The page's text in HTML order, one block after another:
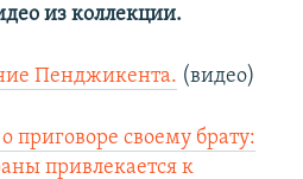
из коллекции.
Пенджикента. (видео)
своему брату:
привлекается к